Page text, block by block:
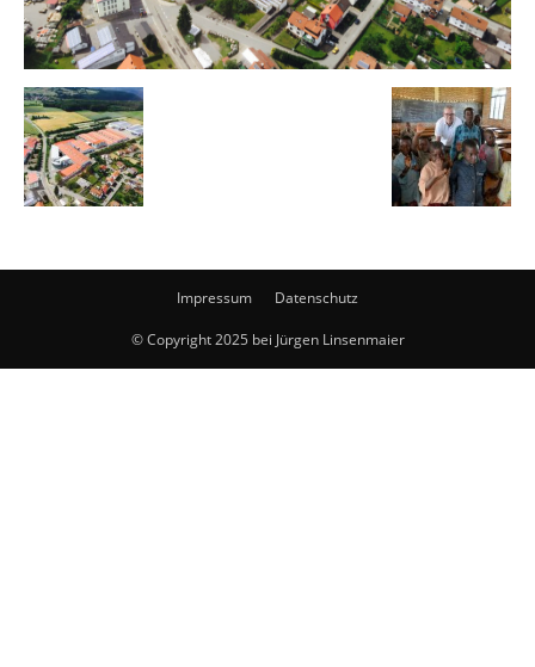
Impressum Datenschutz
© Copyright 2025 bei Jürgen Linsenmaier